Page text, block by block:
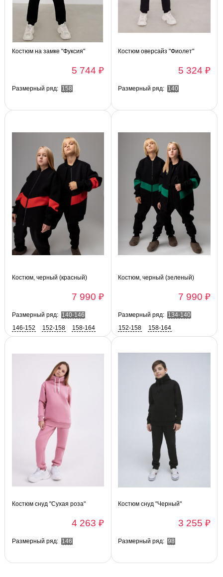
Костюм на замке "Фуксия"
5 744 ₽
Размерный ряд: 158
Костюм оверсайз "Фиолет"
5 324 ₽
Размерный ряд: 140
Костюм, черный (красный)
7 990 ₽
Размерный ряд:
140-146
146-152
152-158 158-164
Костюм, черный (зеленый)
7 990 ₽
Размерный ряд: 134-140
152-158
158-164
Костюм снуд "Сухая роза"
4 263 ₽
Размерный ряд: 146
Костюм снуд "Черный"
3 255 ₽
Размерный ряд: 98